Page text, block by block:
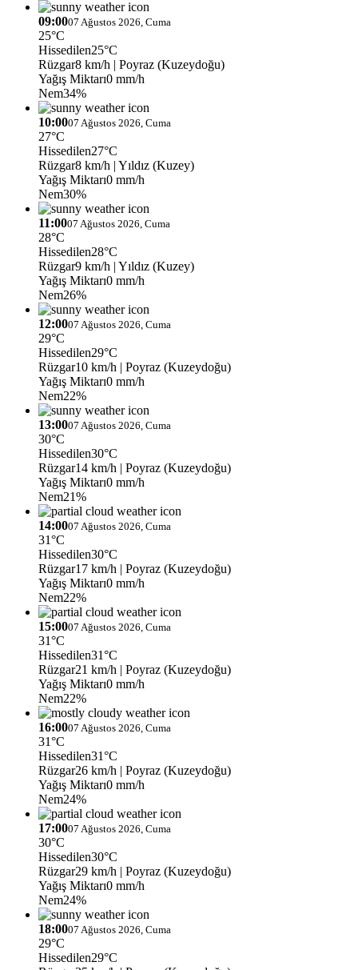
09:0007 Ağustos 2026, Cuma
25°C
Hissedilen25°C
Rüzgar8 km/h | Poyraz (Kuzeydoğu)
Yağış Miktarı0 mm/h
Nem34%
10:0007 Ağustos 2026, Cuma
27°C
Hissedilen27°C
Rüzgar8 km/h | Yıldız (Kuzey)
Yağış Miktarı0 mm/h
Nem30%
11:0007 Ağustos 2026, Cuma
28°C
Hissedilen28°C
Rüzgar9 km/h | Yıldız (Kuzey)
Yağış Miktarı0 mm/h
Nem26%
12:0007 Ağustos 2026, Cuma
29°C
Hissedilen29°C
Rüzgar10 km/h | Poyraz (Kuzeydoğu)
Yağış Miktarı0 mm/h
Nem22%
13:0007 Ağustos 2026, Cuma
30°C
Hissedilen30°C
Rüzgar14 km/h | Poyraz (Kuzeydoğu)
Yağış Miktarı0 mm/h
Nem21%
14:0007 Ağustos 2026, Cuma
31°C
Hissedilen30°C
Rüzgar17 km/h | Poyraz (Kuzeydoğu)
Yağış Miktarı0 mm/h
Nem22%
15:0007 Ağustos 2026, Cuma
31°C
Hissedilen31°C
Rüzgar21 km/h | Poyraz (Kuzeydoğu)
Yağış Miktarı0 mm/h
Nem22%
16:0007 Ağustos 2026, Cuma
31°C
Hissedilen31°C
Rüzgar26 km/h | Poyraz (Kuzeydoğu)
Yağış Miktarı0 mm/h
Nem24%
17:0007 Ağustos 2026, Cuma
30°C
Hissedilen30°C
Rüzgar29 km/h | Poyraz (Kuzeydoğu)
Yağış Miktarı0 mm/h
Nem24%
18:0007 Ağustos 2026, Cuma
29°C
Hissedilen29°C